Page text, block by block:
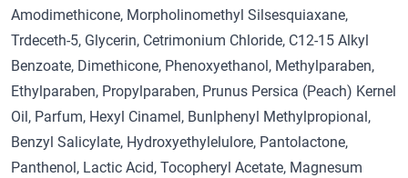
Amodimethicone, Morpholinomethyl Silsesquiaxane,
Trdeceth-5, Glycerin, Cetrimonium Chloride, C12-15 Alkyl
Benzoate, Dimethicone, Phenoxyethanol, Methylparaben,
Ethylparaben, Propylparaben, Prunus Persica (Peach) Kernel
Oil, Parfum, Hexyl Cinamel, Bunlphenyl Methylpropional,
Benzyl Salicylate, Hydroxyethylelulore, Pantolactone,
Panthenol, Lactic Acid, Tocopheryl Acetate, Magnesum